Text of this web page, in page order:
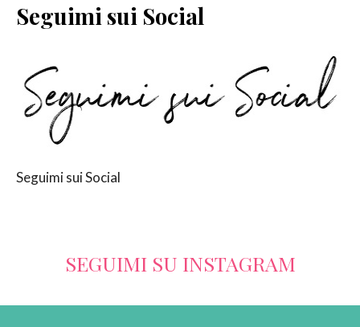
WOR(L)DS
COLLABORAZIONI
Seguimi sui Social
Seguimi sui Social
SEGUIMI SU INSTAGRAM